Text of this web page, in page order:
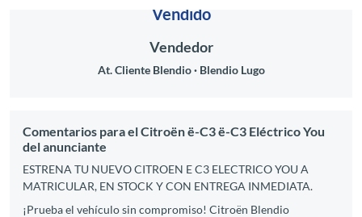
Vendido
Vendedor
At. Cliente Blendio Blendio Lugo
Comentarios para el Citroën ë-C3 ë-C3 Eléctrico You
del anunciante
ESTRENA TU NUEVO CITROEN E C3 ELECTRICO YOU A
MATRICULAR, EN STOCK Y CON ENTREGA INMEDIATA.
¡Prueba el vehículo sin compromiso! Citroën Blendio